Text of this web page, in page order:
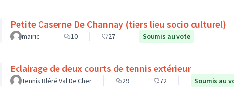
Petite Caserne De Channay (tiers lieu socio culturel)
mairie 10 27 Soumis au vote
Eclairage de deux courts de tennis extérieur
Tennis Bléré Val De Cher 29 72 Soumis au